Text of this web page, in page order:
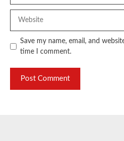
Save my name, email, and
time I comment.